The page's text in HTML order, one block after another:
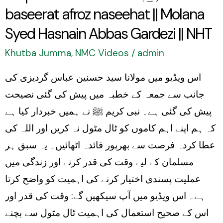
baseerat afroz naseehat || Molana
Syed Hasnain Abbas Gardezi || NHT
Khutba Jumma, NMC Videos / admin
اس ویڈیو میں مولانا سید حسنین عباس گردیزی کی
جانب سے جمعہ کے خطبہ میں پیش کی گئی نصیحت
پیش کی گئی ہے۔ نبی کریم ﷺ نے ہمیں خبردار کیا ہے
کہ ہم اپنے اہم کاموں کو ٹال مٹول نہ کریں اور اللہ کی
عطا کردہ فرصت سے بھرپور فائدہ اٹھائیں۔ یہ سبق ہر
مسلمان کے لیے وقت کی قدر کرنے اور زندگی میں
عملیت پسندی اختیار کرنے کی اہمیت کو واضح کرتا
ہے۔ اس ویڈیو میں آپ سیکھیں گے: وقت کی قدر اور
اس کے صحیح استعمال کی اہمیت ٹال مٹول سے بچنے
naseehat
||
Molana
Hasnain
Abbas
Gardezi
||
NHT